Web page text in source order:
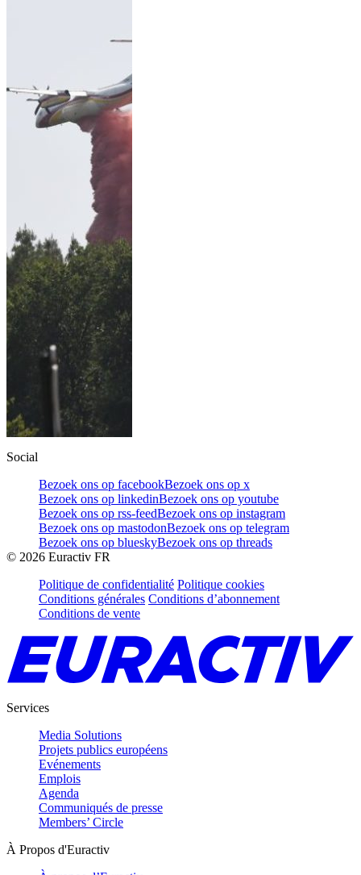
Social
Bezoek ons op facebookBezoek ons op x
Bezoek ons op linkedinBezoek ons op youtube
Bezoek ons op rss-feedBezoek ons op instagram
Bezoek ons op mastodonBezoek ons op telegram
Bezoek ons op blueskyBezoek ons op threads
© 2026 Euractiv FR
Politique de confidentialité Politique cookies
Conditions générales Conditions d’abonnement
Conditions de vente
Services
Media Solutions
Projets publics européens
Evénements
Emplois
Agenda
Communiqués de presse
Members’ Circle
À Propos d'Euractiv